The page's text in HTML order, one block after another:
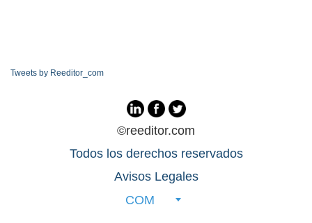
Tweets by Reeditor_com
©reeditor.com
Todos los derechos reservados
Avisos Legales